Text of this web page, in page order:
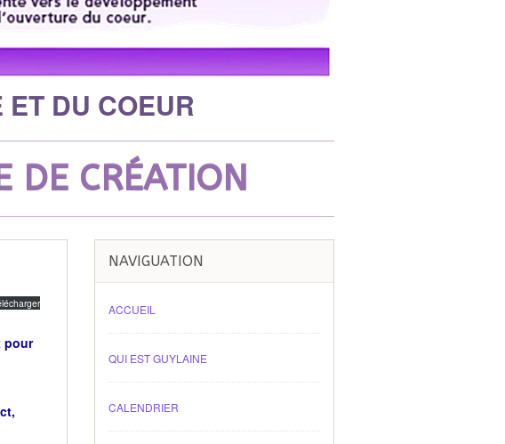
DU COEUR
DE CRÉATION
pour
NAVIGUATION
ACCUEIL
QUI EST GUYLAINE
CALENDRIER